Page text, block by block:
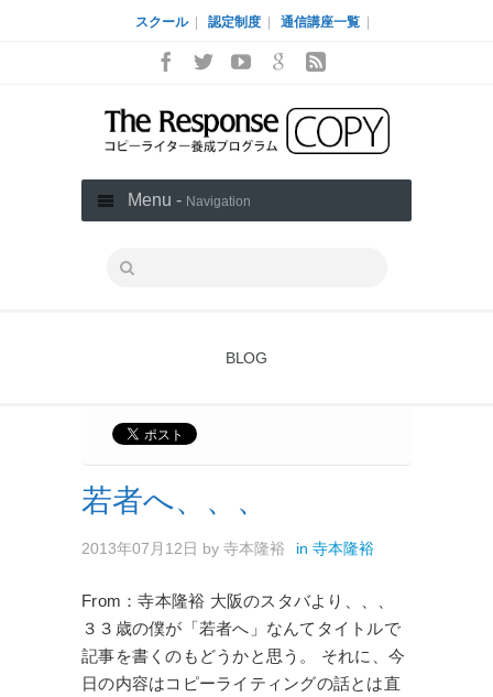
スクール 認定制度 通信講座一覧
Menu - Navigation
BLOG
若者へ、、、
2013年07月12日 by 寺本隆裕 in 寺本隆裕
From：寺本隆裕 大阪のスタバより、、、
３３歳の僕が「若者へ」なんてタイトルで
記事を書くのもどうかと思う。 それに、今
日の内容はコピーライティングの話とは直